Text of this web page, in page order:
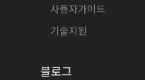
사용자가이드
기술지원
블로그